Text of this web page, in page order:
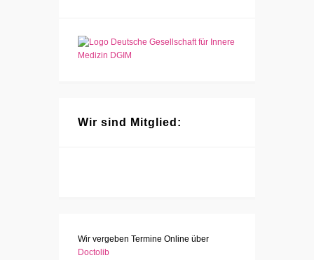
Wir sind Mitglied:
Wir vergeben Termine Online über
Doctolib